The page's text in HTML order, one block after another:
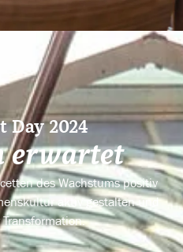
Day 2024
erwartet
des Wachstums positiv
aktiv gestalten und